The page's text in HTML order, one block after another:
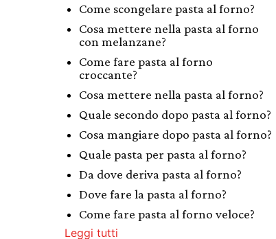
Come scongelare pasta al forno?
Cosa mettere nella pasta al forno
con melanzane?
Come fare pasta al forno
croccante?
Cosa mettere nella pasta al forno?
Quale secondo dopo pasta al forno?
Cosa mangiare dopo pasta al forno?
Quale pasta per pasta al forno?
Da dove deriva pasta al forno?
Dove fare la pasta al forno?
Come fare pasta al forno veloce?
Leggi tutti